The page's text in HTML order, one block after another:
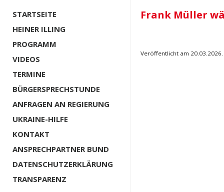
STARTSEITE
HEINER ILLING
PROGRAMM
VIDEOS
TERMINE
BÜRGERSPRECHSTUNDE
ANFRAGEN AN REGIERUNG
UKRAINE-HILFE
KONTAKT
ANSPRECHPARTNER BUND
DATENSCHUTZERKLÄRUNG
TRANSPARENZ
Frank Müller
Veröffentlicht am 20.03.2026.